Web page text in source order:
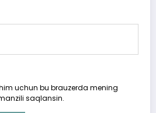
uchun bu brauzerda mening
saqlansin.